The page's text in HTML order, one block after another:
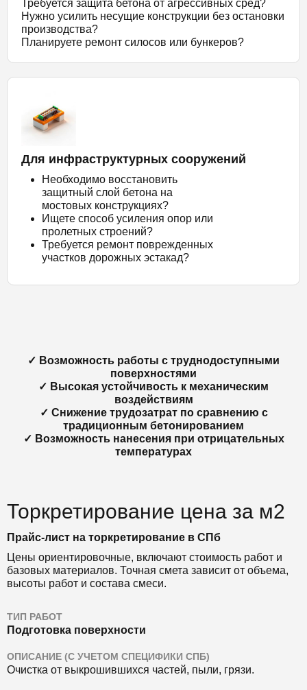
Требуется защита бетона от агрессивных сред?
Нужно усилить несущие конструкции без остановки
производства?
Планируете ремонт силосов или бункеров?
Для инфраструктурных сооружений
Необходимо восстановить
защитный слой бетона на
мостовых конструкциях?
Ищете способ усиления опор или
пролетных строений?
Требуется ремонт поврежденных
участков дорожных эстакад?
✓ Возможность работы с труднодоступными
поверхностями
✓ Высокая устойчивость к механическим
воздействиям
✓ Снижение трудозатрат по сравнению с
традиционным бетонированием
✓ Возможность нанесения при отрицательных
температурах
Торкретирование цена за м2
Прайс-лист на торкретирование в СПб
Цены ориентировочные, включают стоимость работ и
базовых материалов. Точная смета зависит от объема,
высоты работ и состава смеси.
ТИП РАБОТ
Подготовка поверхности
ОПИСАНИЕ (С УЧЕТОМ СПЕЦИФИКИ СПБ)
Очистка от выкрошившихся частей, пыли, грязи.